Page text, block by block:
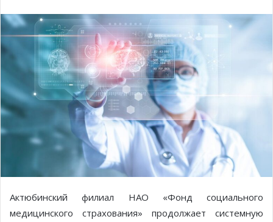
Актюбинский филиал НАО «Фонд социального
медицинского страхования» продолжает системную